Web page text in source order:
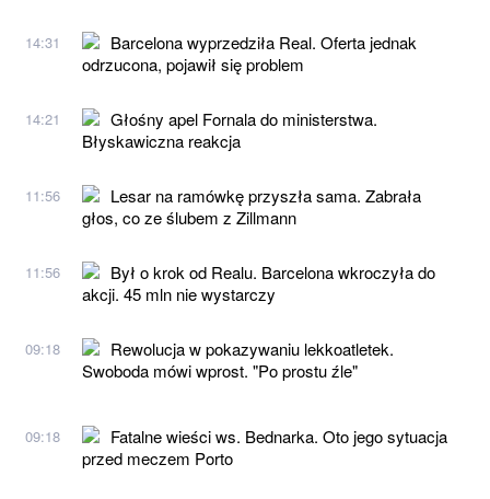
14:31
Barcelona wyprzedziła Real. Oferta jednak
odrzucona, pojawił się problem
14:21
Głośny apel Fornala do ministerstwa.
Błyskawiczna reakcja
11:56
Lesar na ramówkę przyszła sama. Zabrała
głos, co ze ślubem z Zillmann
11:56
Był o krok od Realu. Barcelona wkroczyła do
akcji. 45 mln nie wystarczy
09:18
Rewolucja w pokazywaniu lekkoatletek.
Swoboda mówi wprost. "Po prostu źle"
09:18
Fatalne wieści ws. Bednarka. Oto jego sytuacja
przed meczem Porto